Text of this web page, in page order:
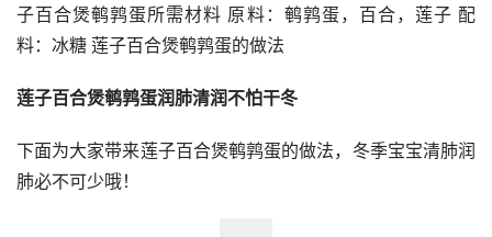
子百合煲鹌鹑蛋所需材料 原料：鹌鹑蛋，百合，莲子 配
料：冰糖 莲子百合煲鹌鹑蛋的做法
莲子百合煲鹌鹑蛋润肺清润不怕干冬
下面为大家带来莲子百合煲鹌鹑蛋的做法，冬季宝宝清肺润
肺必不可少哦！